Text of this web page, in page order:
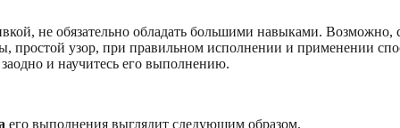
не обязательно обладать большими навыками.
узор, при правильном исполнении и применении
и научитесь его выполнению.
его выполнения выглядит следующим образом.